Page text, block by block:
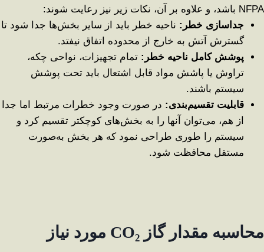
NFPA باشد، و علاوه بر آن، نکات زیر نیز رعایت شوند:
جداسازی خطر : ناحیه خطر باید از سایر بخش‌ها جدا شود تا
گسترش آتش به خارج از محدوده اتفاق نیفتد.
پوشش کامل ناحیه خطر : تمام تجهیزات، نواحی چکه،
تراوش یا پاشش مواد قابل اشتعال باید تحت پوشش
سیستم باشند.
قابلیت تقسیم‌بندی: در صورت وجود خطرات مرتبط اما جدا
از هم، می‌توان آنها را به بخش‌های کوچکتر تقسیم کرد و
سیستم را طوری طراحی نمود که هر بخش به‌صورت
مستقل محافظت شود.
محاسبه مقدار گاز مورد نیاز